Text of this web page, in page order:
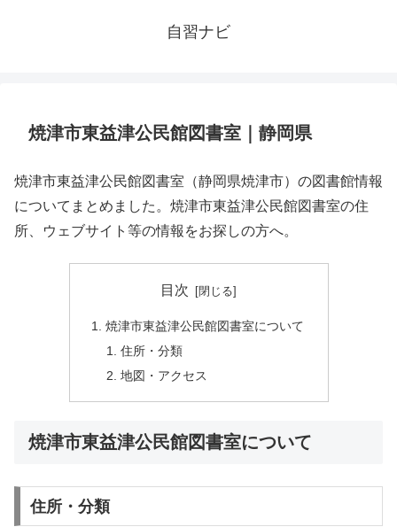
自習ナビ
焼津市東益津公民館図書室｜静岡県
焼津市東益津公民館図書室（静岡県焼津市）の図書館情報
についてまとめました。焼津市東益津公民館図書室の住
所、ウェブサイト等の情報をお探しの方へ。
目次
焼津市東益津公民館図書室について
住所・分類
地図・アクセス
焼津市東益津公民館図書室について
住所・分類